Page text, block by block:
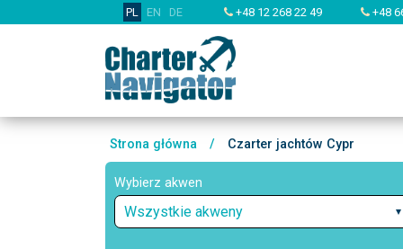
PL EN DE +48 12 268 22 49 +48
Strona główna / Czarter jachtów Cypr
Wybierz akwen
Wszystkie akweny